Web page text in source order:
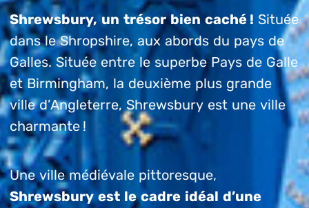
Shrewsbury, un trésor bien caché ! Située
dans le Shropshire, aux abords du pays de
Galles. Située entre le superbe Pays de Galle
et Birmingham, la deuxième plus grande
ville d’Angleterre, Shrewsbury est une ville
charmante !
Une ville médiévale pittoresque,
Shrewsbury est le cadre idéal d’une